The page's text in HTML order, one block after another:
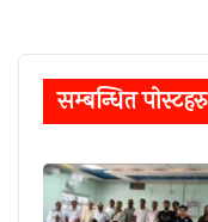
सम्बन्धित पाेस्टहरु